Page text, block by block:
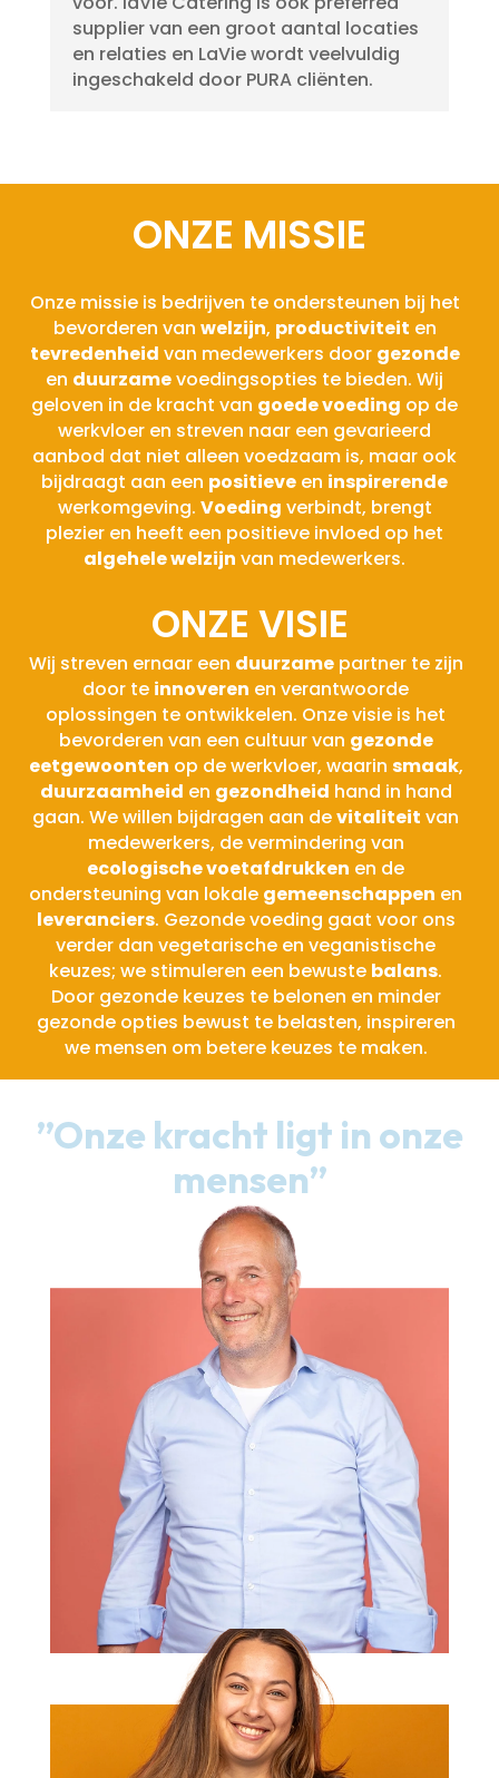
supplier van een groot aantal locaties
en relaties en LaVie wordt veelvuldig
ingeschakeld door PURA cliënten.
ONZE MISSIE
Onze missie is bedrijven te ondersteunen bij het
bevorderen van welzijn, productiviteit en
tevredenheid van medewerkers door gezonde
en duurzamevoedingsopties te bieden. Wij
geloven in de kracht van goede voeding op de
werkvloer en streven naar een gevarieerd
aanbod dat niet alleen voedzaam is, maar ook
bijdraagt aan een positieve en inspirerende
werkomgeving. Voeding verbindt, brengt
plezier en heeft een positieve invloed op het
algehele welzijn van medewerkers.
ONZE VISIE
Wij streven ernaar een duurzamepartner te zijn
door te innoveren en verantwoorde
oplossingen te ontwikkelen. Onze visie is het
bevorderen van een cultuur van gezonde
eetgewoonten op de werkvloer, waarin smaak,
duurzaamheid en gezondheid hand in hand
gaan. We willen bijdragen aan devitaliteit van
medewerkers, de vermindering van
ecologische voetafdrukken en de
ondersteuning van lokale gemeenschappen en
leveranciers. Gezonde voeding gaat voor ons
verder dan vegetarische en veganistische
keuzes; we stimuleren een bewuste balans.
Door gezonde keuzes te belonen en minder
gezonde opties bewust te belasten, inspireren
we mensen om betere keuzes te maken.
”Onze kracht ligt in onze
mensen”